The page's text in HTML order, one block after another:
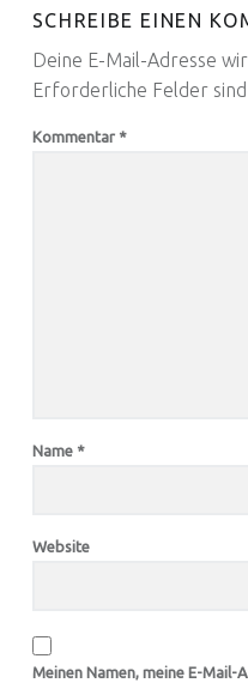
SCHREIBE EINEN
Deine E-Mail-Adresse
Erforderliche Felder
Kommentar *
Name *
Website
Meinen Namen, meine E-Mail-